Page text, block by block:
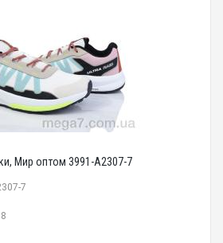
Мир оптом 3991-A2307-7
7